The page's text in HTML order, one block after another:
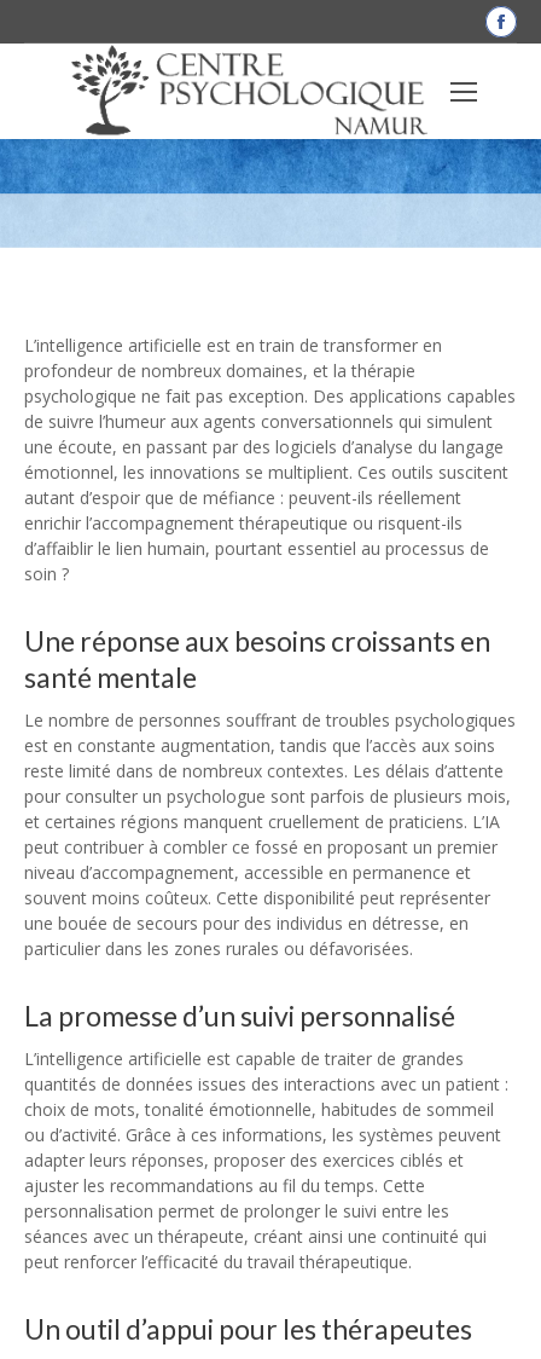
La
une
L’intelligence artificielle dans le champ
thérapeutique : atout pour l’avenir ou
obstacle au contact humain ?
L’intelligence artificielle est en train de transformer en
profondeur de nombreux domaines, et la thérapie
psychologique ne fait pas exception. Des applications capables
de suivre l’humeur aux agents conversationnels qui simulent
une écoute, en passant par des logiciels d’analyse du langage
émotionnel, les innovations se multiplient. Ces outils suscitent
autant d’espoir que de méfiance : peuvent-ils réellement
enrichir l’accompagnement thérapeutique ou risquent-ils
d’affaiblir le lien humain, pourtant essentiel au processus de
soin ?
Une réponse aux besoins croissants en
santé mentale
Le nombre de personnes souffrant de troubles psychologiques
est en constante augmentation, tandis que l’accès aux soins
reste limité dans de nombreux contextes. Les délais d’attente
pour consulter un psychologue sont parfois de plusieurs mois,
et certaines régions manquent cruellement de praticiens. L’IA
peut contribuer à combler ce fossé en proposant un premier
niveau d’accompagnement, accessible en permanence et
souvent moins coûteux. Cette disponibilité peut représenter
une bouée de secours pour des individus en détresse, en
particulier dans les zones rurales ou défavorisées.
La promesse d’un suivi personnalisé
L’intelligence artificielle est capable de traiter de grandes
quantités de données issues des interactions avec un patient :
choix de mots, tonalité émotionnelle, habitudes de sommeil
ou d’activité. Grâce à ces informations, les systèmes peuvent
adapter leurs réponses, proposer des exercices ciblés et
ajuster les recommandations au fil du temps. Cette
personnalisation permet de prolonger le suivi entre les
séances avec un thérapeute, créant ainsi une continuité qui
peut renforcer l’efficacité du travail thérapeutique.
Un outil d’appui pour les thérapeutes